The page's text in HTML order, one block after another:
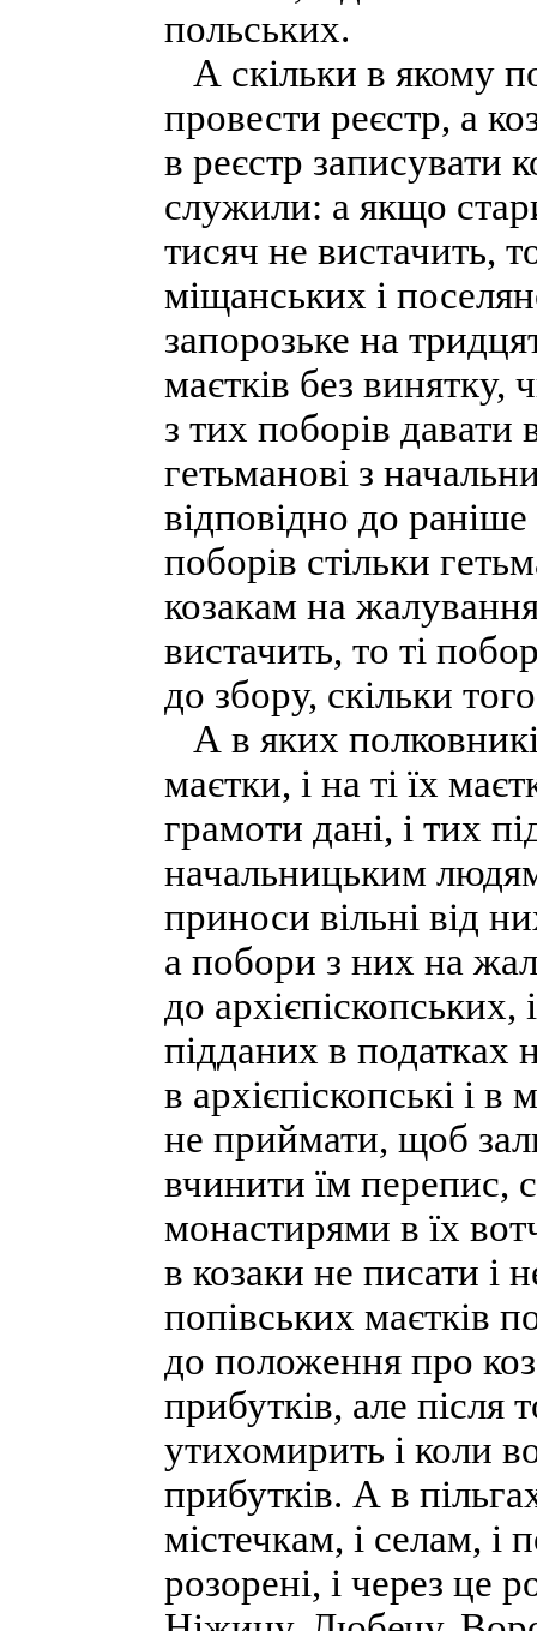
польських.
А скільки в якому
провести реєстр, а
в реєстр записувати
служили: а якщо
тисяч не вистачить,
міщанських і
запорозьке на
маєтків без винятку,
з тих поборів давати
гетьманові з
відповідно до
поборів стільки
козакам на
вистачить, то ті
до збору, скільки
А в яких
маєтки, і на ті їх
грамоти дані, і тих
начальницьким
приноси вільні від
а побори з них на
до архієпіскопських,
підданих в податках
в архієпіскопські і
не приймати, щоб
вчинити їм перепис,
монастирями в їх
в козаки не писати і
попівських маєтків
до положення про
прибутків, але після
утихомирить і коли
прибутків. А в
містечкам, і селам, і
розорені, і через це